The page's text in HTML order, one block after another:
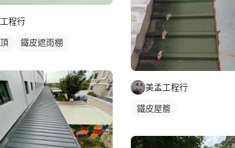
程行
鐵皮遮雨棚
美孟工程行
鐵皮屋簷